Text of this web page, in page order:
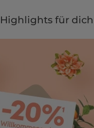
Highlights für dich